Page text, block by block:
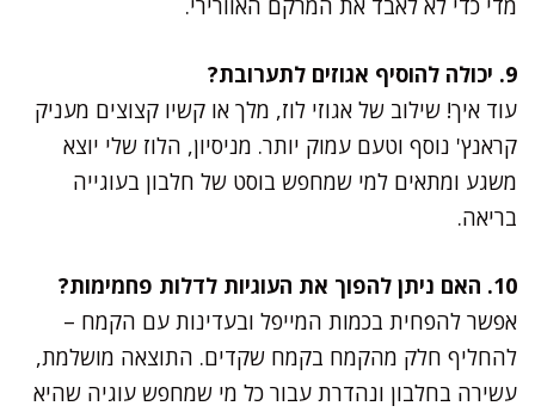
מדי כדי לא לאבד את המרקם האוורירי.
9. יכולה להוסיף אגוזים לתערובת?
עוד איך! שילוב של אגוזי לוז, מלך או קשיו קצוצים מעניק
קראנץ' נוסף וטעם עמוק יותר. מניסיון, הלוז שלי יוצא
משגע ומתאים למי שמחפש בוסט של חלבון בעוגייה
בריאה.
10. האם ניתן להפוך את העוגיות לדלות פחמימות?
אפשר להפחית בכמות המייפל ובעדינות עם הקמח –
להחליף חלק מהקמח בקמח שקדים. התוצאה מושלמת,
עשירה בחלבון ונהדרת עבור כל מי שמחפש עוגיה שהיא